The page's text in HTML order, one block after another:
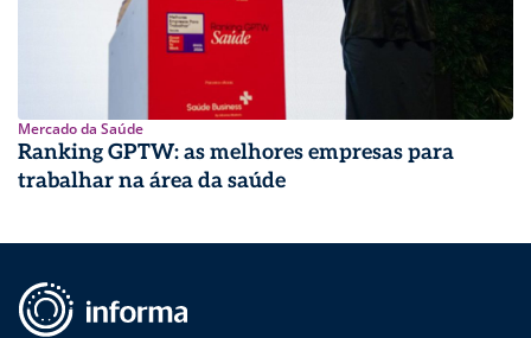
Mercado da Saúde
Ranking GPTW: as melhores empresas para
trabalhar na área da saúde